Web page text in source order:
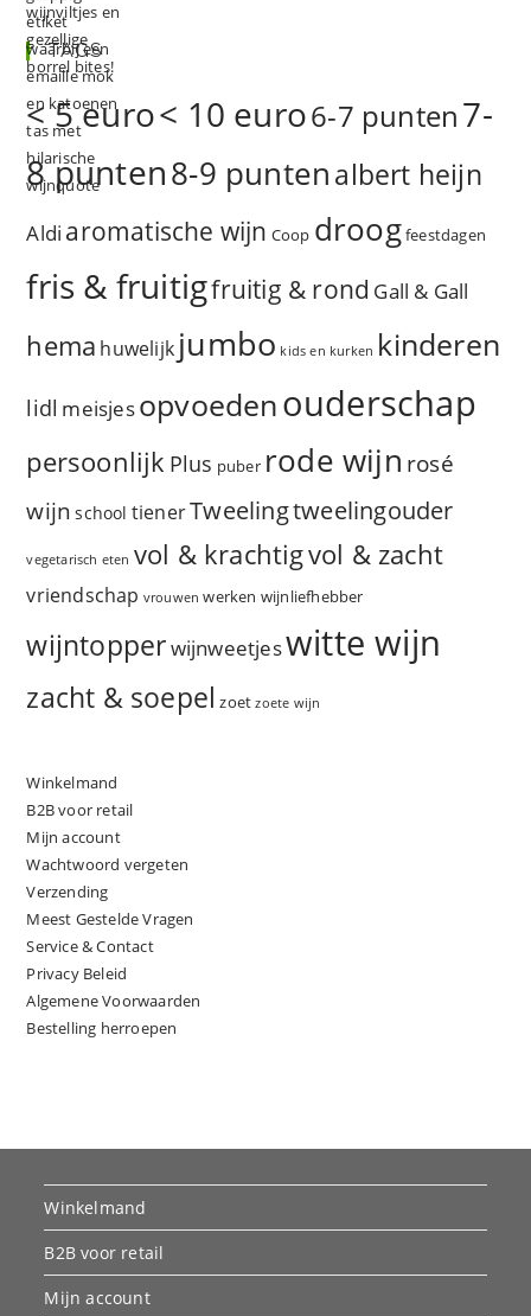
TAGS
< 5 euro< 10 euro6-7 punten7-
8 punten8-9 puntenalbert heijn
Aldi aromatische wijn Coop droogfeestdagen
fris & fruitigfruitig & rond Gall & Gall
hema huwelijk jumbo kids en kurken kinderen
lidl meisjesopvoedenouderschap
persoonlijk Plus puber rode wijn rosé
wijn school tienerTweelingtweelingouder
vegetarisch eten vol & krachtigvol & zacht
vriendschap vrouwen werken wijnliefhebber
wijntopperwijnweetjeswitte wijn
zacht & soepel zoet zoete wijn
Winkelmand
B2B voor retail
Mijn account
Wachtwoord vergeten
Verzending
Meest Gestelde Vragen
Service & Contact
Privacy Beleid
Algemene Voorwaarden
Bestelling herroepen
Winkelmand
B2B voor retail
Mijn account